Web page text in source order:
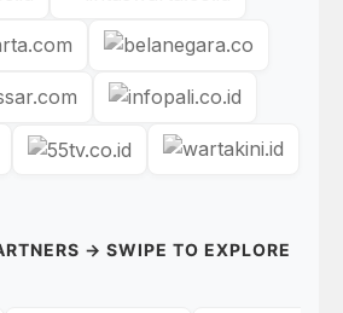
→ SWIPE TO EXPLORE